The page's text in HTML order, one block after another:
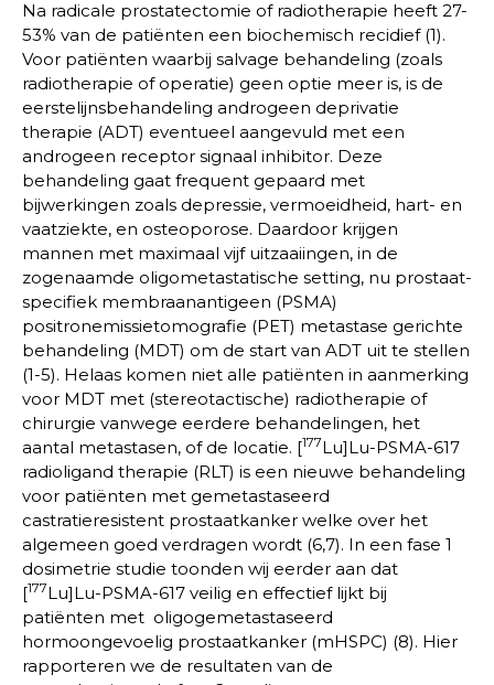
Na radicale prostatectomie of radiotherapie heeft 27-
53% van de patiënten een biochemisch recidief (1).
Voor patiënten waarbij salvage behandeling (zoals
radiotherapie of operatie) geen optie meer is, is de
eerstelijnsbehandeling androgeen deprivatie
therapie (ADT) eventueel aangevuld met een
androgeen receptor signaal inhibitor. Deze
behandeling gaat frequent gepaard met
bijwerkingen zoals depressie, vermoeidheid, hart- en
vaatziekte, en osteoporose. Daardoor krijgen
mannen met maximaal vijf uitzaaiingen, in de
zogenaamde oligometastatische setting, nu prostaat-
specifiek membraanantigeen (PSMA)
positronemissietomografie (PET) metastase gerichte
behandeling (MDT) om de start van ADT uit te stellen
(1-5). Helaas komen niet alle patiënten in aanmerking
voor MDT met (stereotactische) radiotherapie of
chirurgie vanwege eerdere behandelingen, het
aantal metastasen, of de locatie. [177Lu]Lu-PSMA-617
radioligand therapie (RLT) is een nieuwe behandeling
voor patiënten met gemetastaseerd
castratieresistent prostaatkanker welke over het
algemeen goed verdragen wordt (6,7). In een fase 1
dosimetrie studie toonden wij eerder aan dat
[177Lu]Lu-PSMA-617 veilig en effectief lijkt bij
patiënten met oligogemetastaseerd
hormoongevoelig prostaatkanker (mHSPC) (8). Hier
rapporteren we de resultaten van de